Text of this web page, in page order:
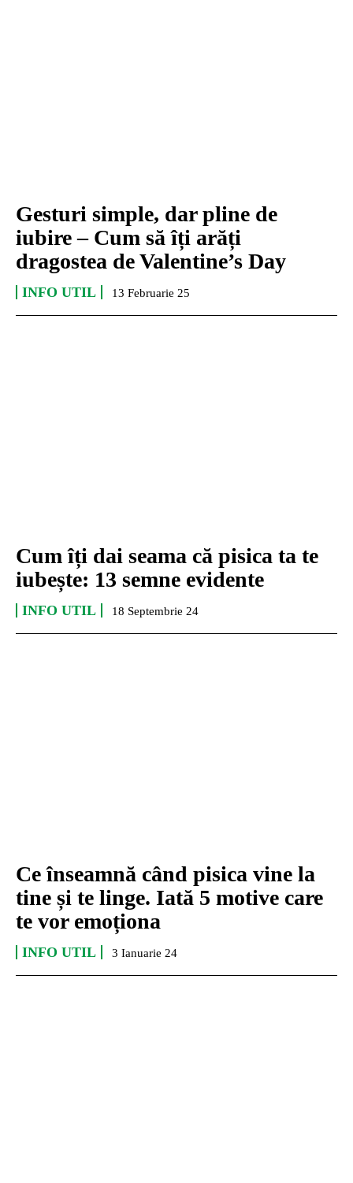
Gesturi simple, dar pline de
iubire – Cum să îți arăți
dragostea de Valentine’s Day
INFO UTIL 13 Februarie 25
Cum îți dai seama că pisica ta te
iubește: 13 semne evidente
INFO UTIL 18 Septembrie 24
Ce înseamnă când pisica vine la
tine și te linge. Iată 5 motive care
te vor emoționa
INFO UTIL 3 Ianuarie 24